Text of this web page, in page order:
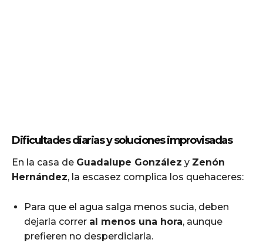
Dificultades diarias y soluciones improvisadas
En la casa de Guadalupe González y Zenón
Hernández, la escasez complica los quehaceres:
Para que el agua salga menos sucia, deben
dejarla correr al menos una hora, aunque
prefieren no desperdiciarla.